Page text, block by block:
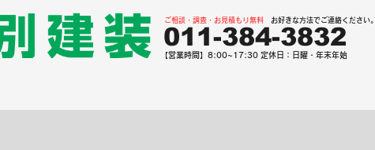
011-384-3832
ご相談・調査・お見積もり無料 お好きな方法でご連絡ください。
【営業時間】8:00~17:30 定休日：日曜・年末年始